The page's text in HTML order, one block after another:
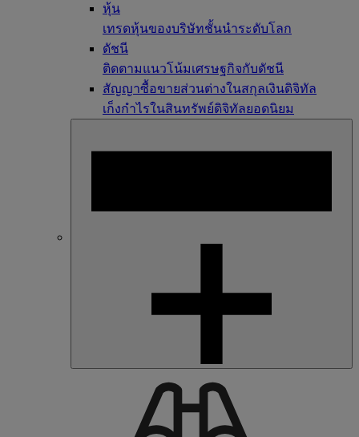
หุ้น
เทรดหุ้นของบริษัทชั้นนำระดับโลก
ดัชนี
ติดตามแนวโน้มเศรษฐกิจกับดัชนี
สัญญาซื้อขายส่วนต่างในสกุลเงินดิจิทัล
เก็งกำไรในสินทรัพย์ดิจิทัลยอดนิยม